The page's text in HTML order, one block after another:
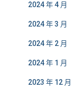
2024 年 4 月
2024 年 3 月
2024 年 2 月
2024 年 1 月
2023 年 12 月